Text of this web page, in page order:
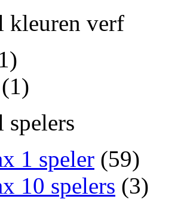
kleuren verf
(1)
spelers
1 speler (59)
10 spelers (3)